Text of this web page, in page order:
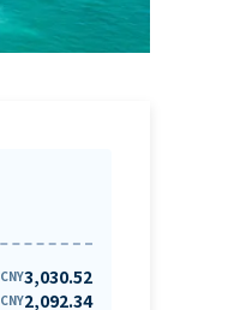
CNY3,030.52
CNY2,092.34